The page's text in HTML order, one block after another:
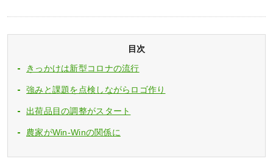
目次
きっかけは新型コロナの流行
強みと課題を点検しながらロゴ作り
出荷品目の調整がスタート
農家がWin-Winの関係に